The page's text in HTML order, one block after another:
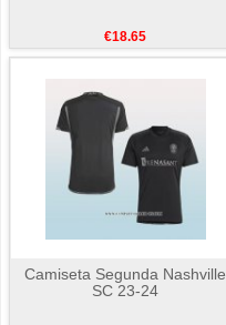
€18.65
Camiseta Segunda Nashville
SC 23-24